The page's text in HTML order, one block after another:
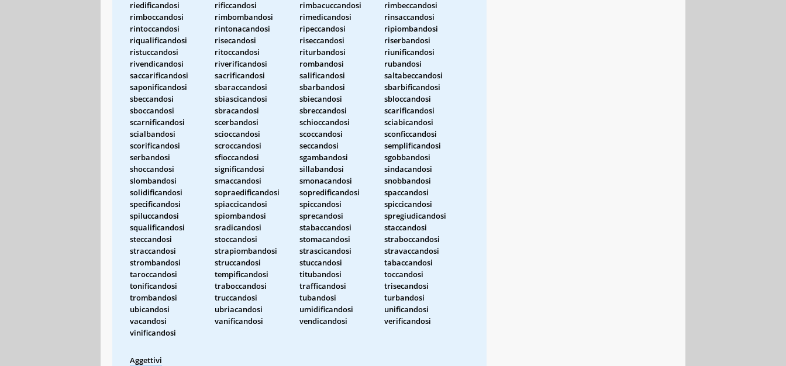
riedificandosi
rificcandosi rimbacuccandosi
rimbeccandosi
rimboccandosi
rimbombandosi rimedicandosi
rinsaccandosi
rintoccandosi
rintonacandosi ripeccandosi
ripiombandosi
riqualificandosi
risecandosi riseccandosi
riserbandosi
ristuccandosi
ritoccandosi riturbandosi
riunificandosi
rivendicandosi
riverificandosi rombandosi
rubandosi
saccarificandosi
sacrificandosi salificandosi
saltabeccandosi
saponificandosi
sbaraccandosi sbarbandosi
sbarbificandosi
sbeccandosi
sbiascicandosi sbiecandosi
sbloccandosi
sboccandosi
sbracandosi sbreccandosi
scarificandosi
scarnificandosi
scerbandosi schioccandosi
sciabicandosi
scialbandosi
scioccandosi scoccandosi
sconficcandosi
scorificandosi
scroccandosi seccandosi
semplificandosi
serbandosi
sfioccandosi sgambandosi
sgobbandosi
shoccandosi
significandosi sillabandosi
sindacandosi
slombandosi
smaccandosi smonacandosi
snobbandosi
solidificandosi
sopraedificandosi sopredificandosi
spaccandosi
specificandosi
spiaccicandosi spiccandosi
spiccicandosi
spiluccandosi
spiombandosi sprecandosi
spregiudicandosi
squalificandosi
sradicandosi stabaccandosi
staccandosi
steccandosi
stoccandosi stomacandosi
straboccandosi
straccandosi
strapiombandosi strascicandosi
stravaccandosi
strombandosi
struccandosi stuccandosi
tabaccandosi
taroccandosi
tempificandosi titubandosi
toccandosi
tonificandosi
traboccandosi trafficandosi
trisecandosi
trombandosi
truccandosi tubandosi
turbandosi
ubicandosi
ubriacandosi umidificandosi
unificandosi
vacandosi
vanificandosi vendicandosi
verificandosi
vinificandosi
Aggettivi